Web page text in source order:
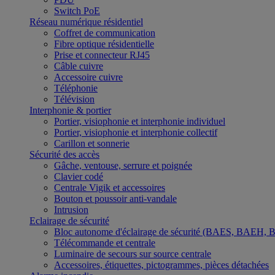
Switch PoE
Réseau numérique résidentiel
Coffret de communication
Fibre optique résidentielle
Prise et connecteur RJ45
Câble cuivre
Accessoire cuivre
Téléphonie
Télévision
Interphonie & portier
Portier, visiophonie et interphonie individuel
Portier, visiophonie et interphonie collectif
Carillon et sonnerie
Sécurité des accès
Gâche, ventouse, serrure et poignée
Clavier codé
Centrale Vigik et accessoires
Bouton et poussoir anti-vandale
Intrusion
Eclairage de sécurité
Bloc autonome d'éclairage de sécurité (BAES,
Télécommande et centrale
Luminaire de secours sur source centrale
Accessoires, étiquettes, pictogrammes, pièces détachées